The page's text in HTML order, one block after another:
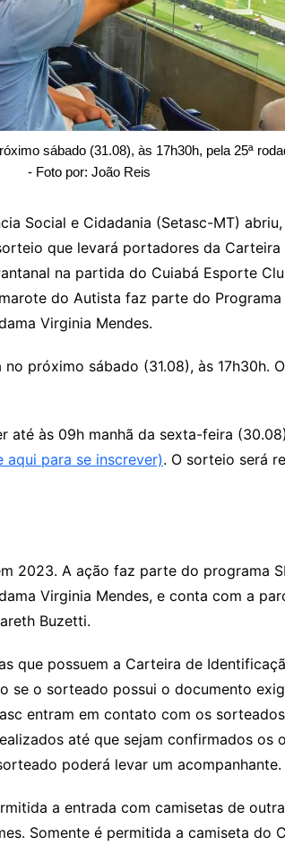
sábado (31.08), às 17h30h, pela 25ª
- Foto por: João Reis
Social e Cidadania (Setasc-MT)
que levará portadores da
na partida do Cuiabá Esporte
do Autista faz parte do Programa
Virginia Mendes.
próximo sábado (31.08), às 17h30h.
até às 09h manhã da sexta-feira
aqui para se inscrever). O sorteio será
2023. A ação faz parte do programa
Virginia Mendes, e conta com a
Buzetti.
que possuem a Carteira de
se o sorteado possui o documento
entram em contato com os
até que sejam confirmados os
poderá levar um acompanhante.
a entrada com camisetas de
Somente é permitida a camiseta do